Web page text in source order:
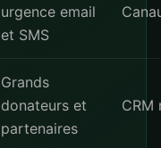
urgence email
et SMS
Grands
donateurs et
partenaires
CRM